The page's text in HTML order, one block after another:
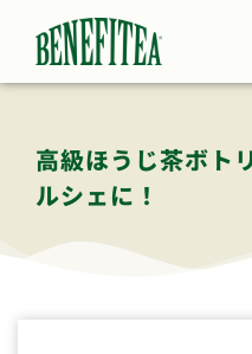
高級ほうじ茶ボト
ルシェに！